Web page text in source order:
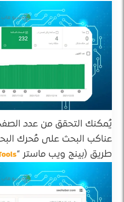
يُمكنك التحقق من عدد
عناكب البحث على مُحرك
طريق (بينج ويب ماستر “